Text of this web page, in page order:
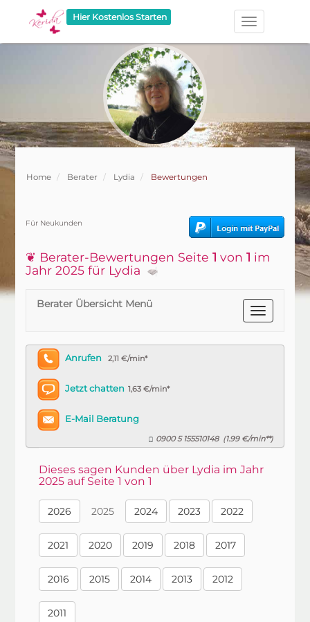
Hier Kostenlos Starten
Home Berater Lydia Bewertungen
Für Neukunden
❦ Berater-Bewertungen Seite1 von1 im
Jahr 2025 für Lydia
Berater Übersicht Menü
Anrufen 2,11 €/min*
Jetzt chatten 1,63 €/min*
E-Mail Beratung
0900 5 155510148(1.99 €/min**)
Dieses sagen Kunden über Lydia im Jahr
2025 auf Seite 1 von 1
2026 2025 2024 2023 2022
2021 2020 2019 2018 2017
2016 2015 2014 2013 2012
2011